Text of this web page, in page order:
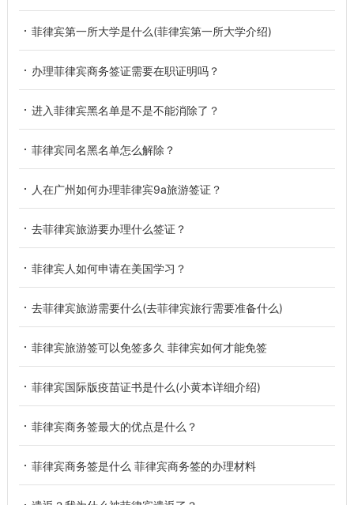
菲律宾第一所大学是什么(菲律宾第一所大学介绍)
办理菲律宾商务签证需要在职证明吗？
进入菲律宾黑名单是不是不能消除了？
菲律宾同名黑名单怎么解除？
人在广州如何办理菲律宾9a旅游签证？
去菲律宾旅游要办理什么签证？
菲律宾人如何申请在美国学习？
去菲律宾旅游需要什么(去菲律宾旅行需要准备什么)
菲律宾旅游签可以免签多久 菲律宾如何才能免签
菲律宾国际版疫苗证书是什么(小黄本详细介绍)
菲律宾商务签最大的优点是什么？
菲律宾商务签是什么 菲律宾商务签的办理材料